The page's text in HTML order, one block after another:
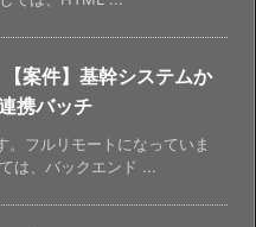
【案件】基幹システムか
携バッチ
。フルリモートになっていま
は、バックエンド ...